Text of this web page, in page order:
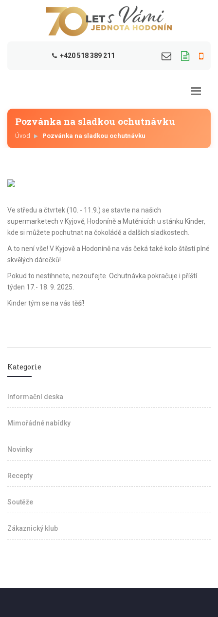
+420 518 389 211
Pozvánka na sladkou ochutnávku
Úvod Pozvánka na sladkou ochutnávku
Ve středu a čtvrtek (10. - 11.9.) se stavte na našich
supermarketech v Kyjově, Hodoníně a Mutěnicích u stánku Kinder,
kde si můžete pochutnat na čokoládě a dalších sladkostech.
A to není vše! V Kyjově a Hodoníně na vás čeká také kolo štěstí plné
skvělých dárečků!
Pokud to nestihnete, nezoufejte. Ochutnávka pokračuje i příští
týden 17.- 18. 9. 2025.
Kinder tým se na vás těší!
Kategorie
Informační deska
Mimořádné nabídky
Novinky
Recepty
Soutěže
Zákaznický klub